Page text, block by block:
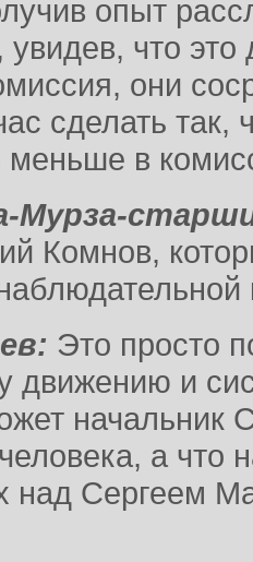
опыт
что это
они
сделать
в
Мурза-
Комнов,
Это просто
движению и
а что
над Сергеем